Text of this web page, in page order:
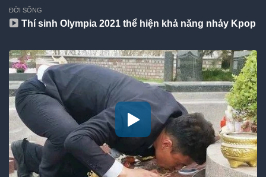
ĐỜI SỐNG
Thí sinh Olympia 2021 thể hiện khả năng nhảy Kpop